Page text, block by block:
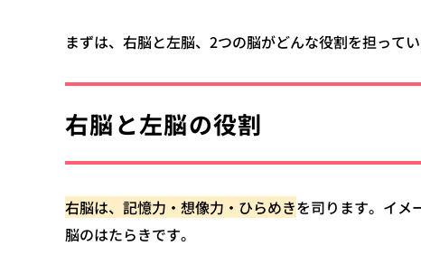
まずは、右脳と左脳、2つの脳がどんな役割を担って
右脳と左脳の役割
右脳は、記憶力・想像力・ひらめきを司ります。イメ
脳のはたらきです。